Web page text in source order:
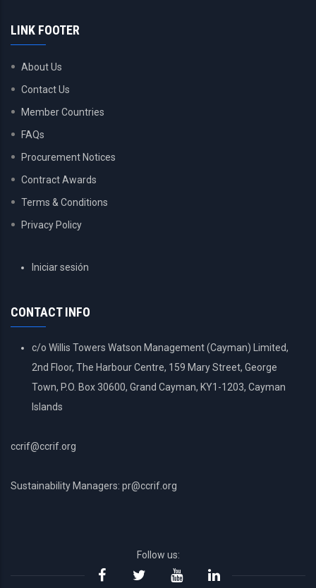
LINK FOOTER
About Us
Contact Us
Member Countries
FAQs
Procurement Notices
Contract Awards
Terms & Conditions
Privacy Policy
USERIniciar sesión
CONTACT INFO
c/o Willis Towers Watson Management (Cayman) Limited,
2nd Floor, The Harbour Centre, 159 Mary Street, George
Town, P.O. Box 30600, Grand Cayman, KY1-1203, Cayman
Islands
ccrif@ccrif.org
Sustainability Managers: pr@ccrif.org
Follow us: